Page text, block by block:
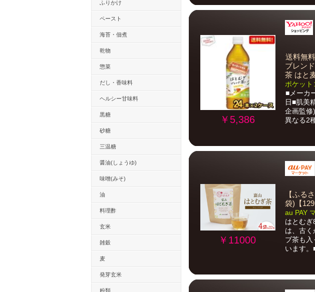
ふりかけ
ペースト
海苔・佃煮
乾物
惣菜
だし・香味料
ヘルシー甘味料
黒糖
砂糖
三温糖
醤油(しょうゆ)
味噌(みそ)
油
料理酢
玄米
雑穀
麦
発芽玄米
粉類
￥5,386
送料無
ブレン
茶 はと
ポケッ
■メーカ
日■肌美
企画監修
異なる2
￥11000
【ふる
袋)【
au PAY
はとむ
は、古
ブ茶も
います